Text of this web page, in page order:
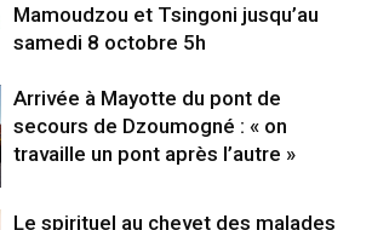
Mamoudzou et Tsingoni jusqu’au
samedi 8 octobre 5h
Arrivée à Mayotte du pont de
secours de Dzoumogné : « on
travaille un pont après l’autre »
Le spirituel au chevet des malades